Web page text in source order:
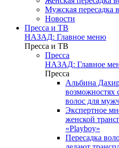
Мужская пересадка
Новости
Пресса и ТВ
НАЗАД: Главное меню
Пресса и ТВ
Пресса
НАЗАД: Главное
Пресса
Альбина
возможностях
волос для
Экспертное
женской
«Playboy»
Пересадка